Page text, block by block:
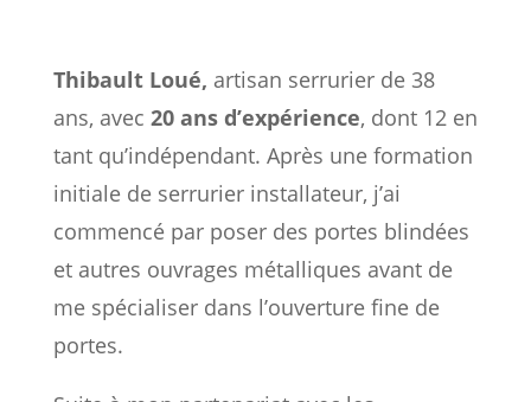
Thibault Loué, artisan serrurier de 38
ans, avec 20 ans d’expérience, dont 12 en
tant qu’indépendant. Après une formation
initiale de serrurier installateur, j’ai
commencé par poser des portes blindées
et autres ouvrages métalliques avant de
me spécialiser dans l’ouverture fine de
portes.